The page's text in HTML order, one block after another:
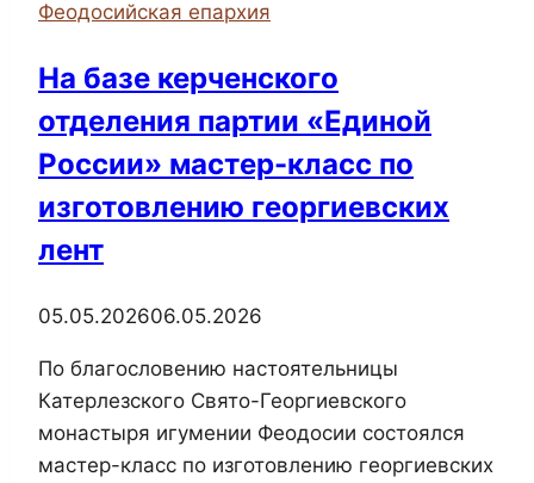
святого
Андрея
Первозванного
Феодосийская епархия
На базе керченского
отделения партии «Единой
России» мастер-класс по
изготовлению георгиевских
лент
05.05.202606.05.2026
По благословению настоятельницы
Катерлезского Свято-Георгиевского
монастыря игумении Феодосии состоялся
мастер-класс по изготовлению георгиевских